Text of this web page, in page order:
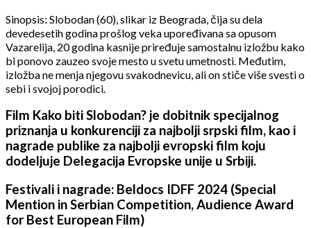
Sinopsis: Slobodan (60), slikar iz Beograda, čija su dela
devedesetih godina prošlog veka upoređivana sa opusom
Vazarelija, 20 godina kasnije priređuje samostalnu izložbu kako
bi ponovo zauzeo svoje mesto u svetu umetnosti. Međutim,
izložba ne menja njegovu svakodnevicu, ali on stiče više svesti o
sebi i svojoj porodici.
Film Kako biti Slobodan? je dobitnik specijalnog
priznanja u konkurenciji za najbolji srpski film, kao i
nagrade publike za najbolji evropski film koju
dodeljuje Delegacija Evropske unije u Srbiji.
Festivali i nagrade: Beldocs IDFF 2024 (Special
Mention in Serbian Competition, Audience Award
for Best European Film)